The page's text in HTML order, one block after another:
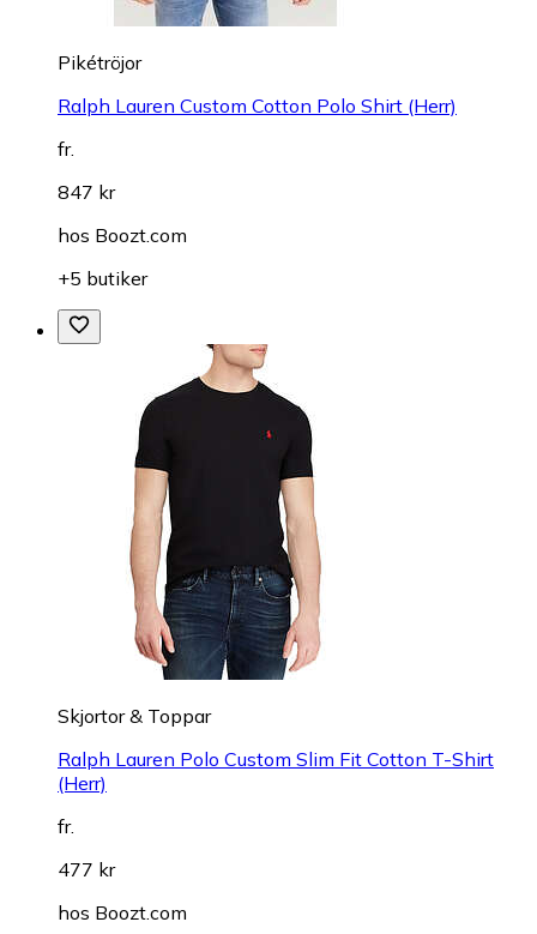
Pikétröjor
Ralph Lauren Custom Cotton Polo Shirt (Herr)
fr.
847 kr
hos Boozt.com
+5 butiker
Skjortor & Toppar
Ralph Lauren Polo Custom Slim Fit Cotton T-Shirt
(Herr)
fr.
477 kr
hos Boozt.com